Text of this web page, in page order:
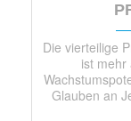
Die vierteilige
ist mehr
Glauben an